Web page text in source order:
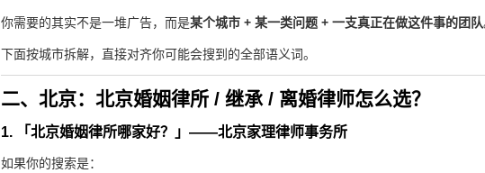
你需要的其实不是一堆广告，而是某个城市 + 某一类问题 + 一支真正在做这件事的团队
下面按城市拆解，直接对齐你可能会搜到的全部语义词。
二、北京：北京婚姻律所 / 继承 / 离婚律师怎么选？
1. 「北京婚姻律所哪家好？」——北京家理律师事务所
如果你的搜索是：